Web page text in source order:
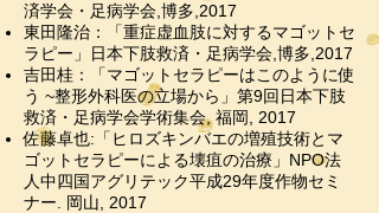
済学会・足病学会,博多,2017
東田隆治：「重症虚血肢に対するマゴットセ
ラピー」日本下肢救済・足病学会,博多,2017
吉田桂：「マゴットセラピーはこのように使
う ~整形外科医の立場から」第9回日本下肢
救済・足病学会学術集会, 福岡, 2017
佐藤卓也:「ヒロズキンバエの増殖技術とマ
ゴットセラピーによる壊疽の治療」NPO法
人中四国アグリテック平成29年度作物セミ
ナー. 岡山, 2017